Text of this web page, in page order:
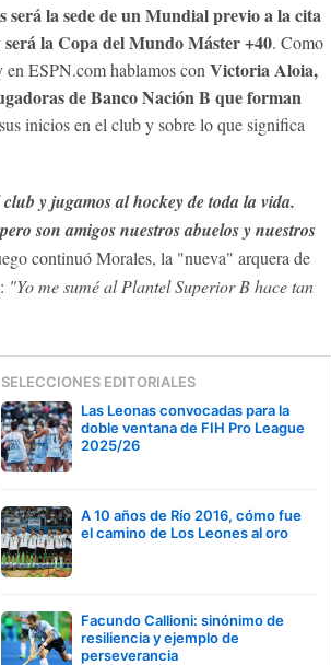
será la sede de un Mundial previo a la cita
la Copa del Mundo Máster +40. Como
en ESPN.com hablamos con Victoria Aloia,
de Banco Nación B que forman
inicios en el club y sobre lo que significa
y jugamos al hockey de toda la vida.
son amigos nuestros abuelos y nuestros
continuó Morales, la "nueva" arquera de
"Yo me sumé al Plantel Superior B hace tan
SELECCIONES EDITORIALES
Las Leonas convocadas para la
doble ventana de FIH Pro League
2025/26
A 10 años de Río 2016, cómo fue
el camino de Los Leones al oro
Facundo Callioni: sinónimo de
resiliencia y ejemplo de
perseverancia